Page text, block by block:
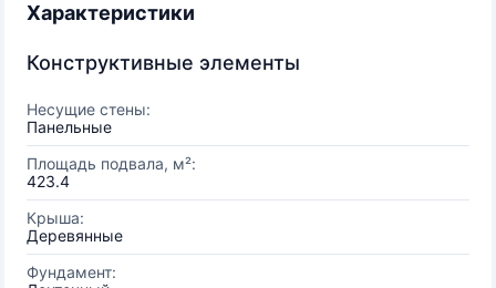
Характеристики
Конструктивные элементы
Несущие стены:
Панельные
Площадь подвала, м²:
423.4
Крыша:
Деревянные
Фундамент: